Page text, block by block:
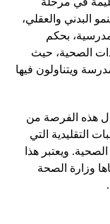
البدني والعقلي،
بحكم
الصحية، حيث
ويتناولون فيها
هذه الفرصة من
التقليدية التي
ويعتبر هذا
وزارة الصحة